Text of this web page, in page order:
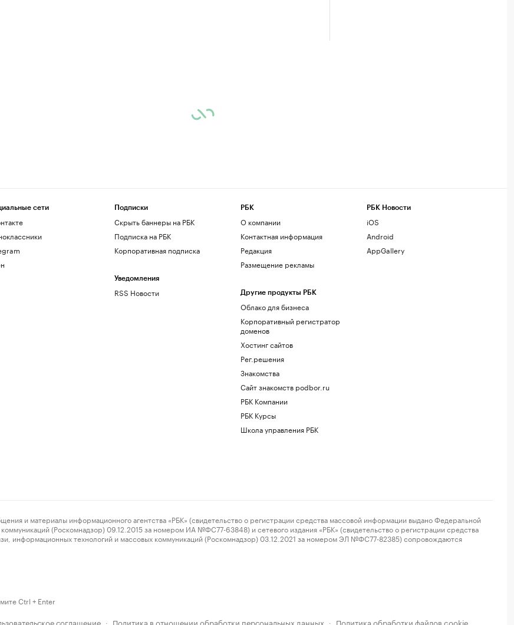
сети Подписки
Скрыть баннеры на РБК
Подписка на РБК
Корпоративная подписка
Уведомления
RSS Новости
РБК
О компании
Контактная информация
Редакция
Размещение рекламы
Другие продукты РБК
Облако для бизнеса
Корпоративный регистратор
доменов
Хостинг сайтов
Рег.решения
Знакомства
Сайт знакомств podbor.ru
РБК Компании
РБК Курсы
Школа управления РБК
РБК Новости
iOS
Android
AppGallery
информационного агентства «РБК» (свидетельство о регистрации средства массовой информации выдано Федеральной
(Роскомнадзор) 09.12.2015 за номером ИА №ФС77-63848) и сетевого издания «РБК» (свидетельство о регистрации средства
информационных технологий и массовых коммуникаций (Роскомнадзор) 03.12.2021 за номером ЭЛ №ФС77-82385) сопровождаются
Ctrl + Enter
соглашение · Политика в отношении обработки персональных данных · Политика обработки файлов cookie